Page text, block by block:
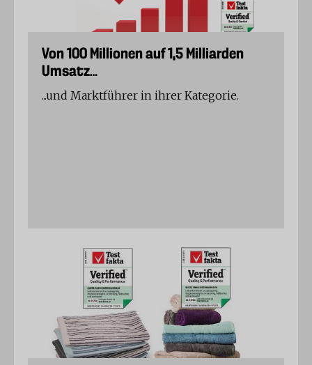
Von 100 Millionen auf 1,5 Milliarden
Umsatz…
...und Marktführer in ihrer Kategorie.